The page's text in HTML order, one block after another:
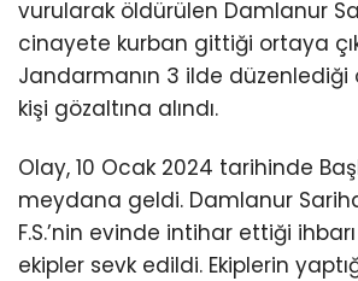
vurularak öldürülen Damlanur
cinayete kurban gittiği ortaya
Jandarmanın 3 ilde düzenlediği
kişi gözaltına alındı.
Olay, 10 Ocak 2024 tarihinde
meydana geldi. Damlanur
F.S.’nin evinde intihar ettiği
ekipler sevk edildi. Ekiplerin